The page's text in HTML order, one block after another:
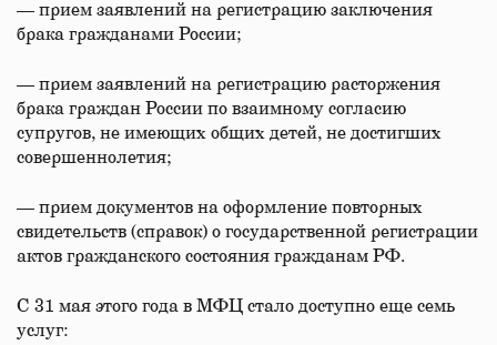
— прием заявлений на регистрацию заключения
брака гражданами России;
— прием заявлений на регистрацию расторжения
брака граждан России по взаимному согласию
супругов, не имеющих общих детей, не достигших
совершеннолетия;
— прием документов на оформление повторных
свидетельств (справок) о государственной регистрации
актов гражданского состояния гражданам РФ.
С 31 мая этого года в МФЦ стало доступно еще семь
услуг: